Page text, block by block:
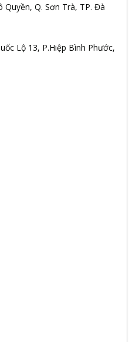
Quyền, Q. Sơn Trà, TP. Đà
Lộ 13, P.Hiệp Bình Phước,